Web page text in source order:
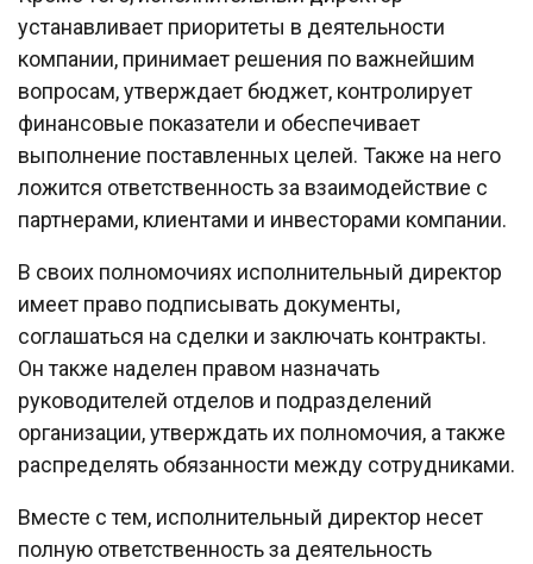
устанавливает приоритеты в деятельности
компании, принимает решения по важнейшим
вопросам, утверждает бюджет, контролирует
финансовые показатели и обеспечивает
выполнение поставленных целей. Также на него
ложится ответственность за взаимодействие с
партнерами, клиентами и инвесторами компании.
В своих полномочиях исполнительный директор
имеет право подписывать документы,
соглашаться на сделки и заключать контракты.
Он также наделен правом назначать
руководителей отделов и подразделений
организации, утверждать их полномочия, а также
распределять обязанности между сотрудниками.
Вместе с тем, исполнительный директор несет
полную ответственность за деятельность